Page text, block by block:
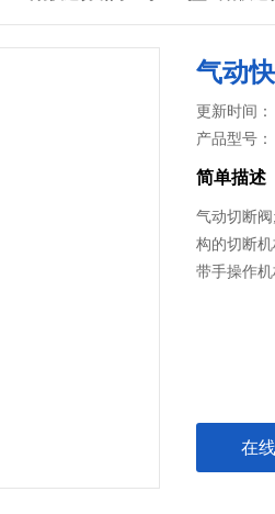
气动
更新时间
产品型号
简单描述
气动切断
构的切断
带手操作
在